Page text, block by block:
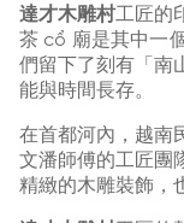
達才木雕村工匠的
茶 cổ 廟是其中一
們留下了刻有「南
能與時間長存。
在首都河內，越南
文潘師傅的工匠團
精緻的木雕裝飾，